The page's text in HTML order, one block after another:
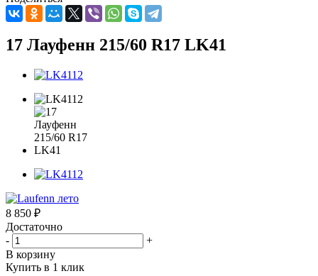
17 Лауфенн 215/60 R17 LK41
8 850 ₽
Достаточно
-
+
В корзину
Купить в 1 клик